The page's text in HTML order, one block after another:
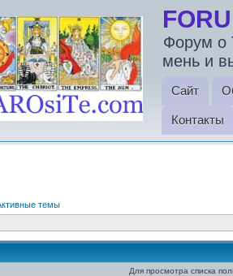
Форум о
мень и
Сайт
Контакты
темы
Для просмотра списка